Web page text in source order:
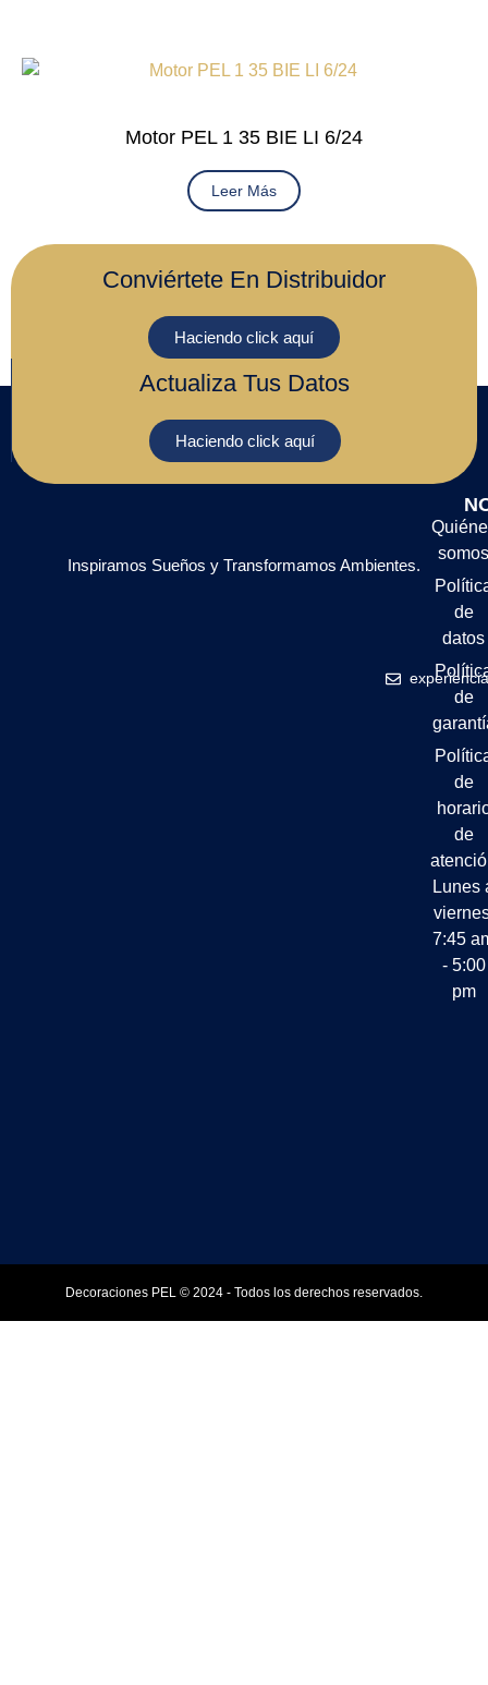
Motor PEL 1 35 BIE LI 6/24
Leer Más
Conviértete En Distribuidor
Haciendo click aquí
Actualiza Tus Datos
Haciendo click aquí
Inspiramos Sueños y Transformamos Ambientes.
de
datos
de
de
de
Lunes
7:45
- 5:00
pm
Decoraciones PEL © 2024 - Todos los derechos reservados.